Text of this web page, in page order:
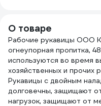
О товаре
Рабочие рукавицы ООО
огнеупорная пропитка,
используются во время
хозяйственных и прочих
Рукавицы с двойным
долговечны, защищают
нагрузок, защищают от